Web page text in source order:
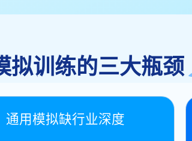
拟训练的三大瓶颈
通用模拟缺行业深度